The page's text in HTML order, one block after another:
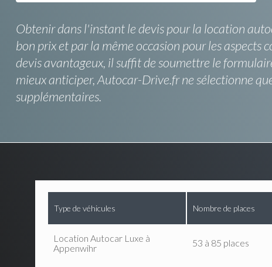
Obtenir dans l'instant le devis pour la location
bon prix et par la même occasion pour les aspects
devis avantageux, il suffit de soumettre le
mieux anticiper, Autocar-Drive.fr ne sélectionne
supplémentaires.
Type de véhicules Nombre de places
Location Autocar Luxe à
Appenwihr
53 à 85 places